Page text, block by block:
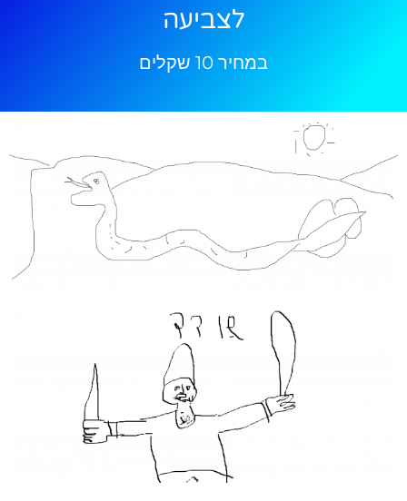
לצביעה
במחיר 10 שקלים